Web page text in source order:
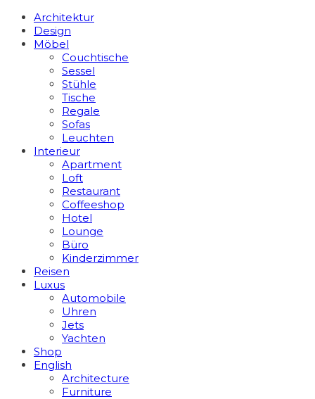
Architektur
Design
Möbel
Couchtische
Sessel
Stühle
Tische
Regale
Sofas
Leuchten
Interieur
Apart­ment
Loft
Restaurant
Coffeeshop
Hotel
Lounge
Büro
Kinderzimmer
Reisen
Luxus
Automobile
Uhren
Jets
Yachten
Shop
English
Architecture
Furniture